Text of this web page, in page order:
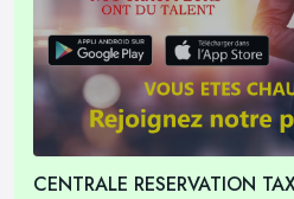
CENTRALE RESERVATION